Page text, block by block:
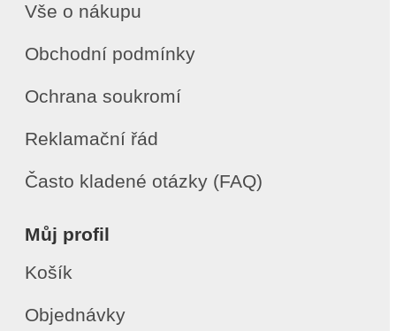
Vše o nákupu
Obchodní podmínky
Ochrana soukromí
Reklamační řád
Často kladené otázky (FAQ)
Můj profil
Košík
Objednávky